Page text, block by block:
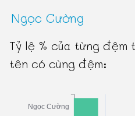
Ngọc Cường
Tỷ lệ % của từng
tên có cùng đệm: